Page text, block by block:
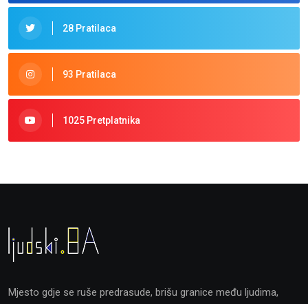
28 Pratilaca
93 Pratilaca
1025 Pretplatnika
Mjesto gdje se ruše predrasude, brišu granice među ljudima,